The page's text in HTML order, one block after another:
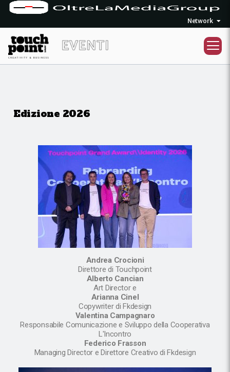
Network
Edizione 2026
Andrea Crocioni
Direttore di Touchpoint
Alberto Cancian
Art Director e
Arianna Cinel
Copywriter di Fkdesign
Valentina Campagnaro
Responsabile Comunicazione e Sviluppo della Cooperativa
L'Incontro
Federico Frasson
Managing Director e Direttore Creativo di Fkdesign